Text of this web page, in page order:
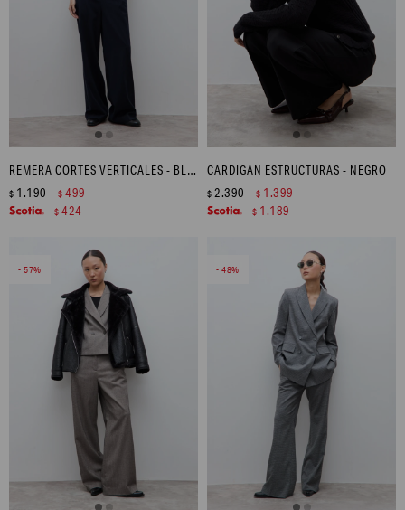
REMERA CORTES VERTICALES - BLANCO
$1.190 $ 499
$ 424
CARDIGAN ESTRUCTURAS - NEGRO
$2.390 $ 1.399
$ 1.189
57 48